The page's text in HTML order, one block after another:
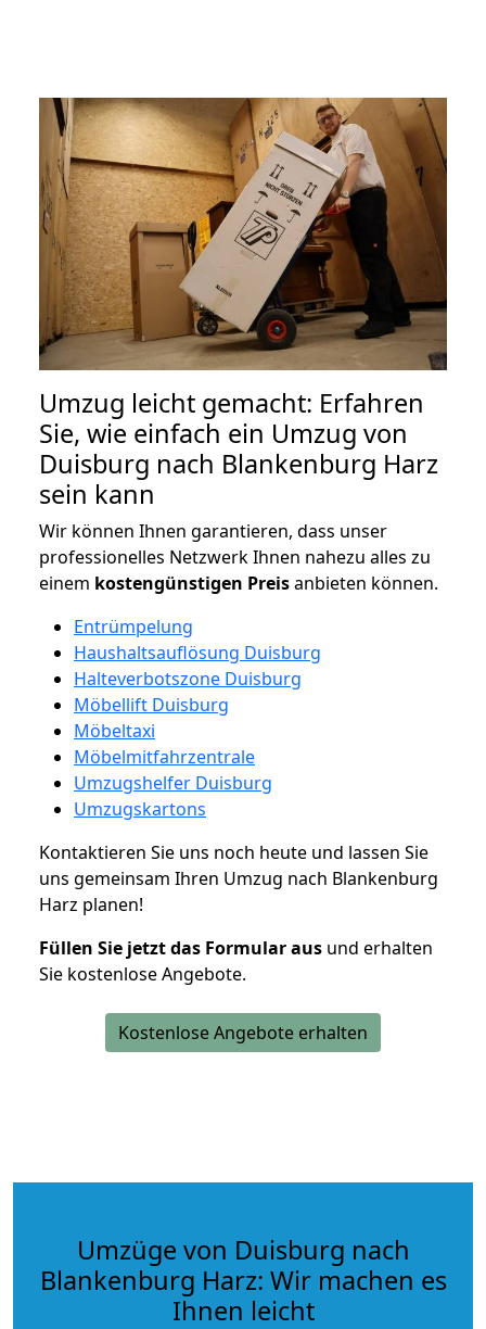
Umzug leicht gemacht: Erfahren
Sie, wie einfach ein Umzug von
Duisburg nach Blankenburg Harz
sein kann
Wir können Ihnen garantieren, dass unser
professionelles Netzwerk Ihnen nahezu alles zu
einem kostengünstigen Preisanbieten können.
Entrümpelung
Haushaltsauflösung Duisburg
Halteverbotszone Duisburg
Möbellift Duisburg
Möbeltaxi
Möbelmitfahrzentrale
Umzugshelfer Duisburg
Umzugskartons
Kontaktieren Sie uns noch heute und lassen Sie
uns gemeinsam Ihren Umzug nach Blankenburg
Harz planen!
Füllen Sie jetzt das Formular aus und erhalten
Sie kostenlose Angebote.
Kostenlose Angebote erhalten
Umzüge von Duisburg nach
Blankenburg Harz: Wir machen es
Ihnen leicht